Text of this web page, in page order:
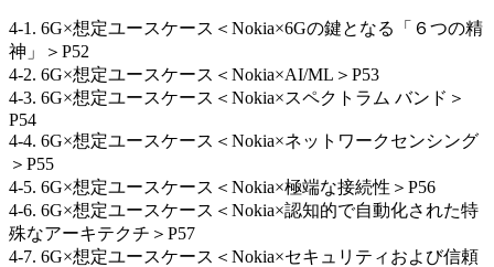
4-1. 6G×想定ユースケース＜Nokia×6Gの鍵となる「６つの精
神」＞P52
4-2. 6G×想定ユースケース＜Nokia×AI/ML＞P53
4-3. 6G×想定ユースケース＜Nokia×スペクトラム バンド＞
P54
4-4. 6G×想定ユースケース＜Nokia×ネットワークセンシング
＞P55
4-5. 6G×想定ユースケース＜Nokia×極端な接続性＞P56
4-6. 6G×想定ユースケース＜Nokia×認知的で自動化された特
殊なアーキテクチ＞P57
4-7. 6G×想定ユースケース＜Nokia×セキュリティおよび信頼